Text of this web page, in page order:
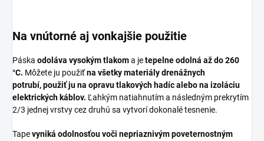
Na vnútorné aj vonkajšie použitie
Páska odoláva vysokým tlakoma jetepelne odolná až do 260
°C. Môžete ju použiťna všetky materiály drenážnych
potrubí,použiť ju na opravu tlakových hadíc alebo na izoláciu
elektrických káblov. Ľahkým natiahnutím a následným prekrytím
2/3 jednej vrstvy cez druhú sa vytvorí dokonalé tesnenie.
Tapevyniká odolnosťou voči nepriaznivým poveternostným